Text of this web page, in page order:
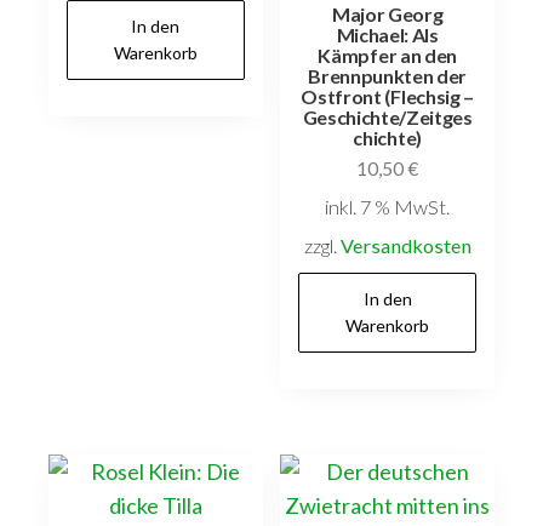
In den
Warenkorb
Major Georg
Michael: Als
Kämpfer an den
Brennpunkten der
Ostfront (Flechsig –
Geschichte/Zeitges
chichte)
10,50€
inkl. 7 % MwSt.
zzgl. Versandkosten
In den
Warenkorb